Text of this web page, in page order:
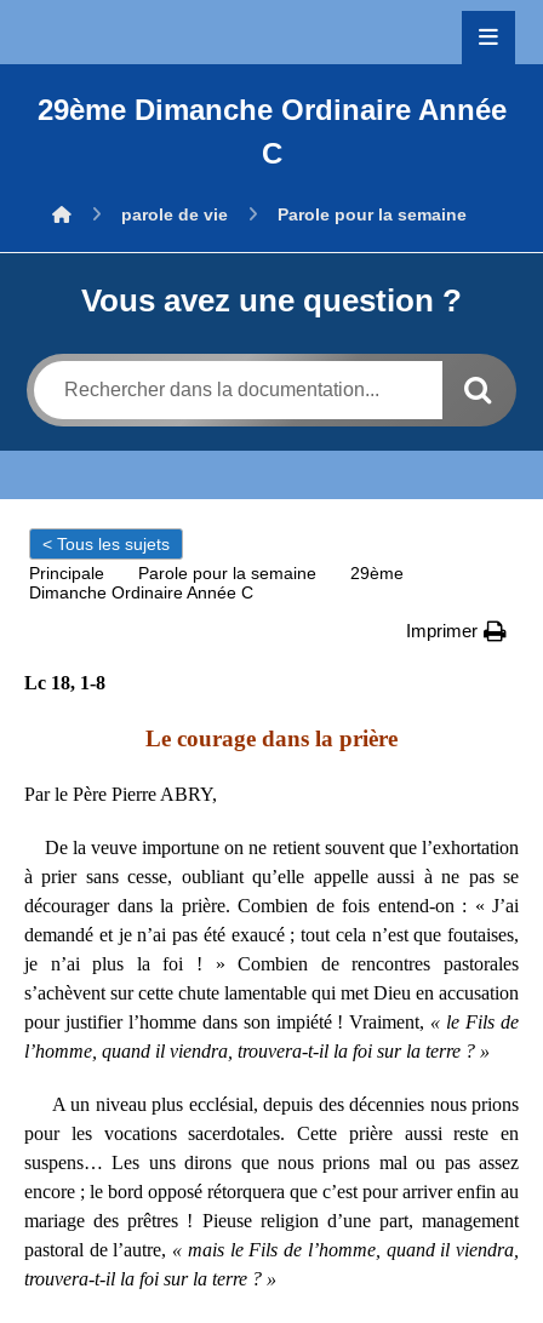
29ème Dimanche Ordinaire Année
C
parole de vie Parole pour la semaine
Vous avez une question ?
< Tous les sujets
Principale
Parole pour la semaine
29ème
Dimanche Ordinaire Année C
Imprimer
Lc 18, 1-8
Le courage dans la prière
Par le Père Pierre ABRY,
De la veuve importune on ne retient souvent que l’exhortation
à prier sans cesse, oubliant qu’elle appelle aussi à ne pas se
décourager dans la prière. Combien de fois entend-on : « J’ai
demandé et je n’ai pas été exaucé ; tout cela n’est que foutaises,
je n’ai plus la foi ! » Combien de rencontres pastorales
s’achèvent sur cette chute lamentable qui met Dieu en accusation
pour justifier l’homme dans son impiété ! Vraiment, « le Fils de
l’homme, quand il viendra, trouvera-t-il la foi sur la terre ? »
A un niveau plus ecclésial, depuis des décennies nous prions
pour les vocations sacerdotales. Cette prière aussi reste en
suspens… Les uns dirons que nous prions mal ou pas assez
encore ; le bord opposé rétorquera que c’est pour arriver enfin au
mariage des prêtres ! Pieuse religion d’une part, management
pastoral de l’autre, « mais le Fils de l’homme, quand il viendra,
trouvera-t-il la foi sur la terre ? »